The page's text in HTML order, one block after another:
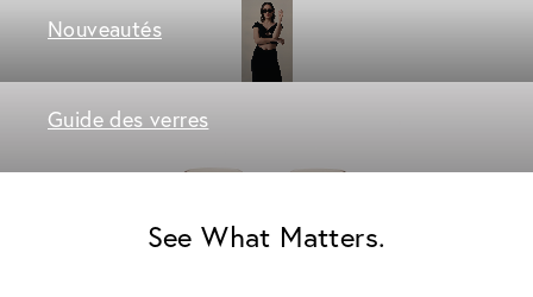
Nouveautés
Guide des verres
See What Matters.